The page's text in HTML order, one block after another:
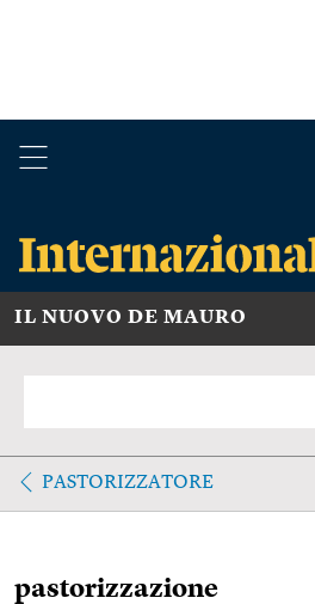
IL NUOVO DE MAURO
PASTORIZZATORE
pastorizzazione